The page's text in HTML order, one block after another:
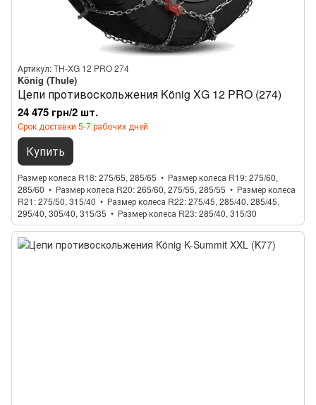
Артикул: TH-XG 12 PRO 274
König (Thule)
Цепи противоскольжения König XG 12 PRO (274)
24 475 грн/2 шт.
Срок доставки 5-7 рабочих дней
Купить
Размер колеса R18 275/65, 285/65 Размер колеса R19 275/60,
285/60
Размер колеса R20 265/60, 275/55, 285/55
Размер колеса
R21 275/50, 315/40 Размер колеса R22 275/45, 285/40, 285/45,
295/40, 305/40, 315/35
Размер колеса R23 285/40, 315/30